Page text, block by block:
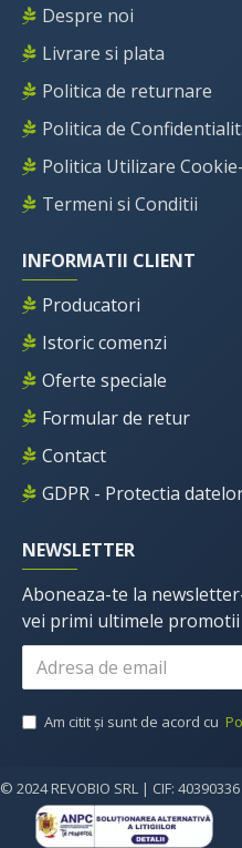
Despre noi
Livrare si plata
Politica de returnare
Politica de
Politica Utilizare
Termeni si Conditii
INFORMATII CLIENT
Producatori
Istoric comenzi
Oferte speciale
Formular de retur
Contact
GDPR - Protectia
NEWSLETTER
Aboneaza-te la
vei primi ultimele
Am citit şi sunt de acord cu
© 2024 REVOBIO SRL | CIF: